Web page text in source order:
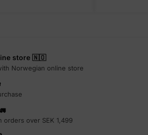
store 🇳🇴
Norwegian online store
orders over SEK 1,499